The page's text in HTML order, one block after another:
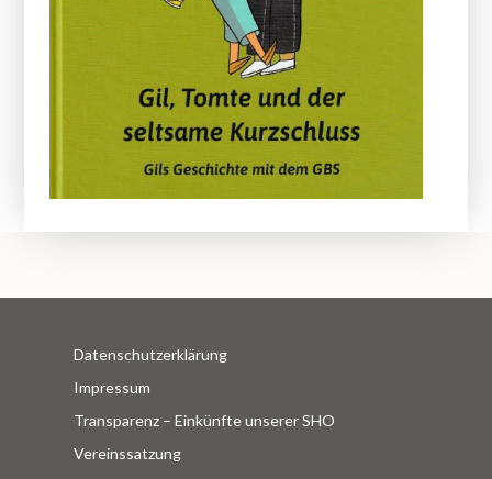
Datenschutzerklärung
Impressum
Transparenz – Einkünfte unserer SHO
Vereinssatzung